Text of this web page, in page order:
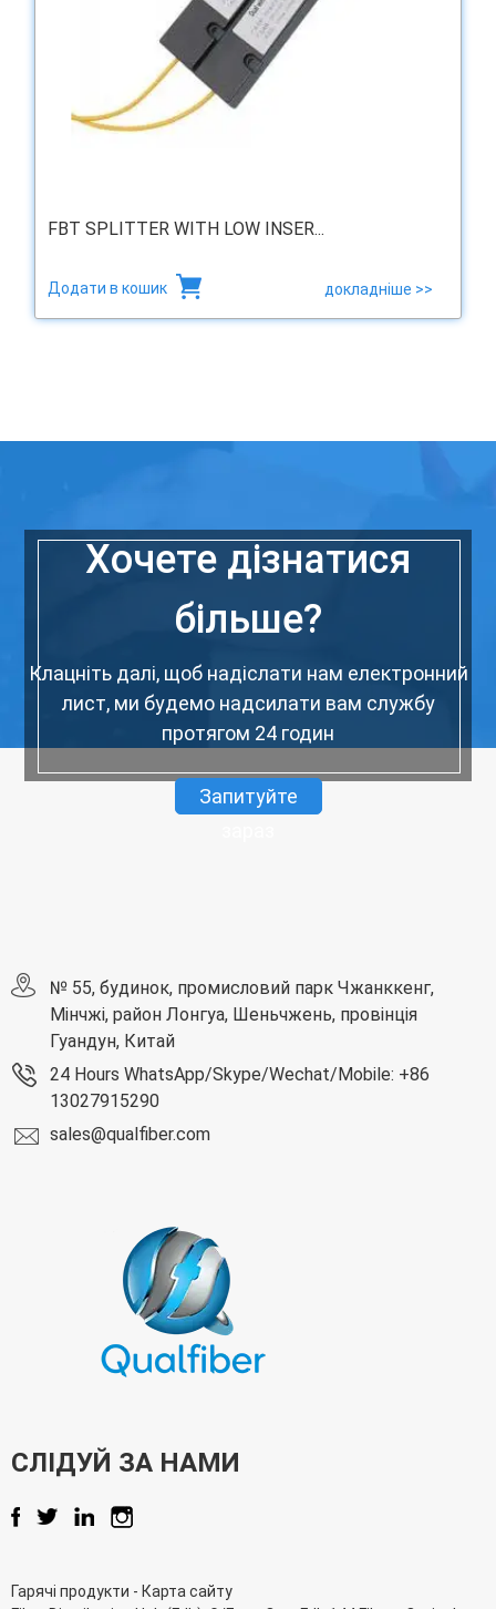
FBT SPLITTER WITH LOW INSER...
Додати в кошик докладніше >>
Хочете дізнатися
більше?
Клацніть далі, щоб надіслати нам електронний
лист, ми будемо надсилати вам службу
протягом 24 годин
Запитуйте
№ 55, будинок, промисловий парк Чжанккенг,
Мінчжі, район Лонгуа, Шеньчжень, провінція
Гуандун, Китай
24 Hours WhatsApp/Skype/Wechat/Mobile: +86
13027915290
sales@qualfiber.com
СЛІДУЙ ЗА НАМИ
Гарячі продукти - Карта сайту